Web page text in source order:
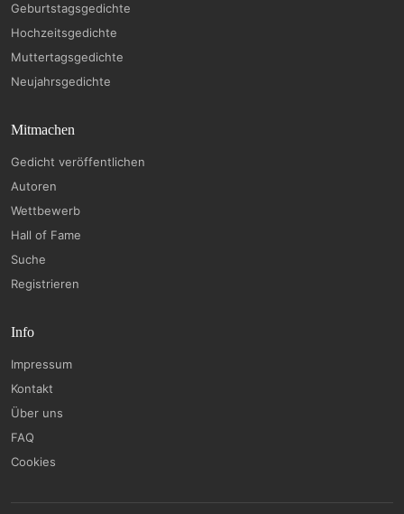
Geburtstagsgedichte
Hochzeitsgedichte
Muttertagsgedichte
Neujahrsgedichte
Mitmachen
Gedicht veröffentlichen
Autoren
Wettbewerb
Hall of Fame
Suche
Registrieren
Info
Impressum
Kontakt
Über uns
FAQ
Cookies